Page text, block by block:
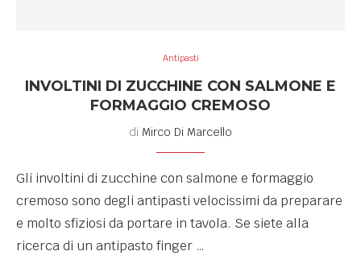
Antipasti
INVOLTINI DI ZUCCHINE CON SALMONE E
FORMAGGIO CREMOSO
di Mirco Di Marcello
Gli involtini di zucchine con salmone e formaggio
cremoso sono degli antipasti velocissimi da preparare
e molto sfiziosi da portare in tavola. Se siete alla
ricerca di un antipasto finger …